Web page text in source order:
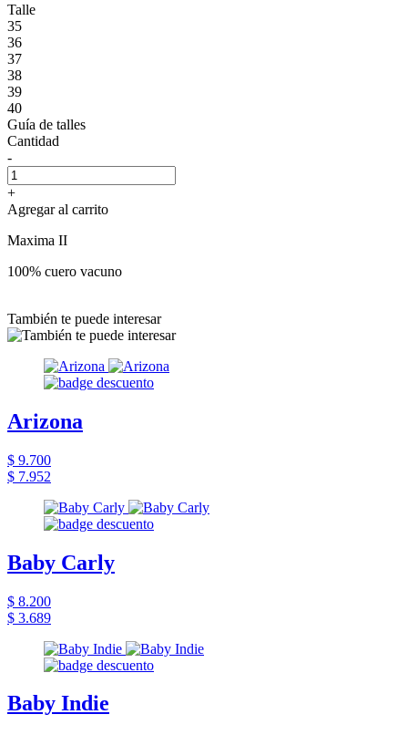
Talle
35
36
37
38
39
40
Guía de talles
Cantidad
-
+
Agregar al carrito
Maxima II
100% cuero vacuno
También te puede interesar
Arizona
$ 9.700
$ 7.952
Baby Carly
$ 8.200
$ 3.689
Baby Indie